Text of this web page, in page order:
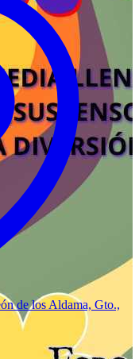
de los Aldama, Gto.,